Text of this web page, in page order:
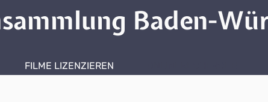
Baden-
FILME LIZENZIEREN